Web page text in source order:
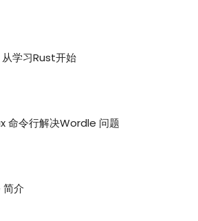
学习Rust开始
命令行解决Wordle 问题
介